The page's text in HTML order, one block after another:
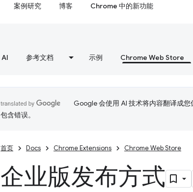
案例研究 博客 Chrome 中的新功能
AI 参考文档 示例 Chrome Web Store
Google 会使用 AI 技术将内容翻译成
包含错误。
首页 Docs Chrome Extensions Chrome Web Store
企业版发布方式